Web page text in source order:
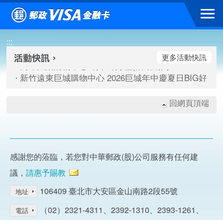
跳到主要內容區塊
:::
高雄大樂購物中心 刷卡郵好禮(活動期間：115/08/07-
臺北三創生活 有點東西第2波 刷卡郵好禮(活動期間：
高雄大樂購物中心 刷卡郵好禮(活動期間：115/08/07-
新竹遠東巨城購物中心 2026巨城年中慶夏日BIG好刷(
更多活動快訊
回網頁頂端
感謝您的蒞臨，若您對中華郵政(股)公司服務有任何建
議， 請惠予賜教
地址 106409 臺北市大安區金山南路2段55號
電話
（02）2321-4311、2392-1310、2393-1261、